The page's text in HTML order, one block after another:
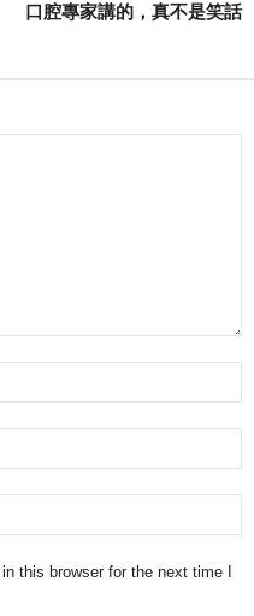
口腔專家講的，真不是笑話
this browser for the next time I